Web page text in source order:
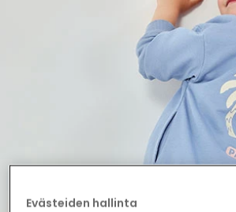
Evästeiden hallinta